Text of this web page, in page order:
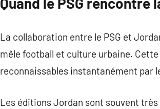
La collaboration entre le PSG et
mêle football et culture urbaine.
reconnaissables instantanément par
Les éditions Jordan sont souvent